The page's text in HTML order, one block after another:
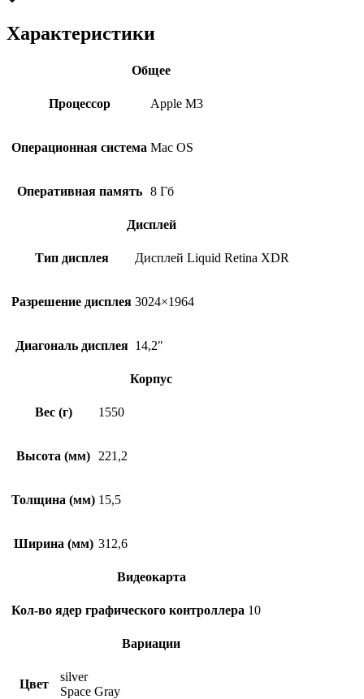
Характеристики
Общее
Процессор Apple M3
Операционная система Mac OS
Оперативная память 8 Гб
Дисплей
Тип дисплея Дисплей Liquid Retina XDR
Разрешение дисплея 3024×1964
Диагональ дисплея 14,2"
Корпус
Вес (г) 1550
Высота (мм) 221,2
Толщина (мм) 15,5
Ширина (мм) 312,6
Видеокарта
Кол-во ядер графического контроллера 10
Вариации
Цвет
silver
Space Gray